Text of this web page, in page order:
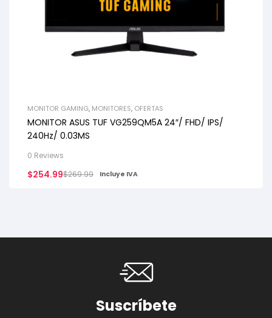
MONITOR GAMING, MONITORES, OFERTAS
MONITOR ASUS TUF VG259QM5A 24″/ FHD/ IPS/
240Hz/ 0.03MS
0 Reviews
$269.99
$254.99 Incluye IVA
Suscríbete